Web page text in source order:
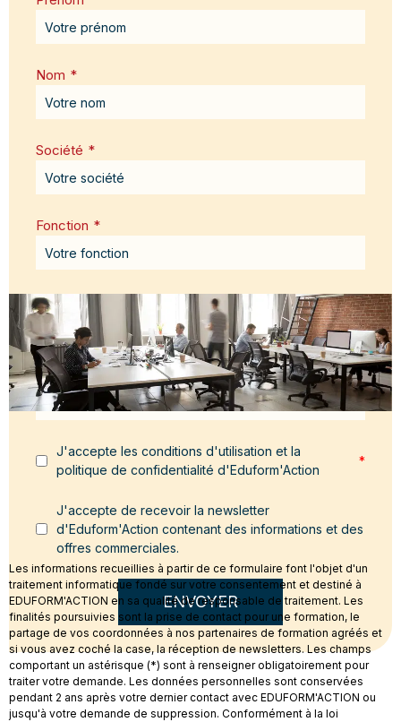
Nom *
Société *
Fonction *
Email
Message
J'accepte les conditions d'utilisation et la
politique de confidentialité d'Eduform'Action
*
J'accepte de recevoir la newsletter
d'Eduform'Action contenant des informations et des
offres commerciales.
ENVOYER
Les informations recueillies à partir de ce formulaire font l'objet d'un
traitement informatique fondé sur votre consentement et destiné à
EDUFORM'ACTION en sa qualité de responsable de traitement. Les
finalités poursuivies sont la prise de contact pour une formation, le
partage de vos coordonnées à nos partenaires de formation agréés et
si vous avez coché la case, la réception de newsletters. Les champs
comportant un astérisque (*) sont à renseigner obligatoirement pour
traiter votre demande. Les données personnelles sont conservées
pendant 2 ans après votre dernier contact avec EDUFORM'ACTION ou
jusqu'à votre demande de suppression. Conformément à la loi